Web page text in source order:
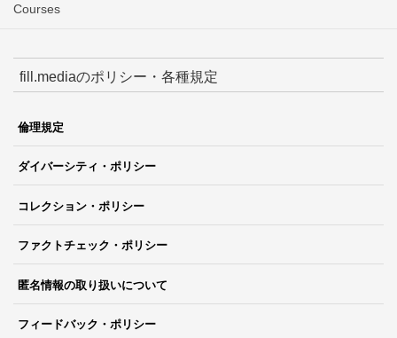
Courses
fill.mediaのポリシー・各種規定
倫理規定
ダイバーシティ・ポリシー
コレクション・ポリシー
ファクトチェック・ポリシー
匿名情報の取り扱いについて
フィードバック・ポリシー